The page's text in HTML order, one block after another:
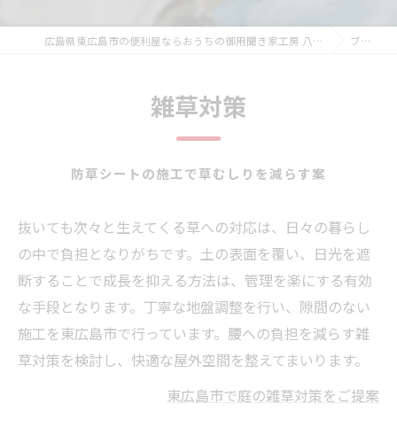
広島県東広島市の便利屋ならおうちの御用聞き家工房 八本松店 ブログ
雑草対策
防草シートの施工で草むしりを減らす案
抜いても次々と生えてくる草への対応は、日々の暮らし
の中で負担となりがちです。土の表面を覆い、日光を遮
断することで成長を抑える方法は、管理を楽にする有効
な手段となります。丁寧な地盤調整を行い、隙間のない
施工を東広島市で行っています。腰への負担を減らす雑
草対策を検討し、快適な屋外空間を整えてまいります。
東広島市で庭の雑草対策をご提案